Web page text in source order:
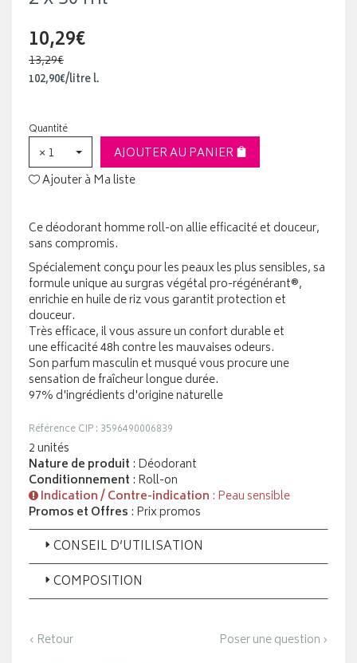
10,29€
13,29€
102,90€/litrel.
Quantité
× 1
AJOUTER AU PANIER
Ajouter à Ma liste
Ce déodorant homme roll-on allie efficacité et douceur,
sans compromis.
Spécialement conçu pour les peaux les plus sensibles, sa
formule unique au surgras végétal pro-régénérant®,
enrichie en huile de riz vous garantit protection et
douceur.
Très efficace, il vous assure un confort durable et
une efficacité 48h contre les mauvaises odeurs.
Son parfum masculin et musqué vous procure une
sensation de fraîcheur longue durée.
97% d'ingrédients d'origine naturelle
Référence CIP : 3596490006839
2 unités
Nature de produit : Déodorant
Conditionnement : Roll-on
Indication / Contre-indication : Peau sensible
Promos et Offres : Prix promos
CONSEIL D’UTILISATION
COMPOSITION
‹ Retour Poser une question ›